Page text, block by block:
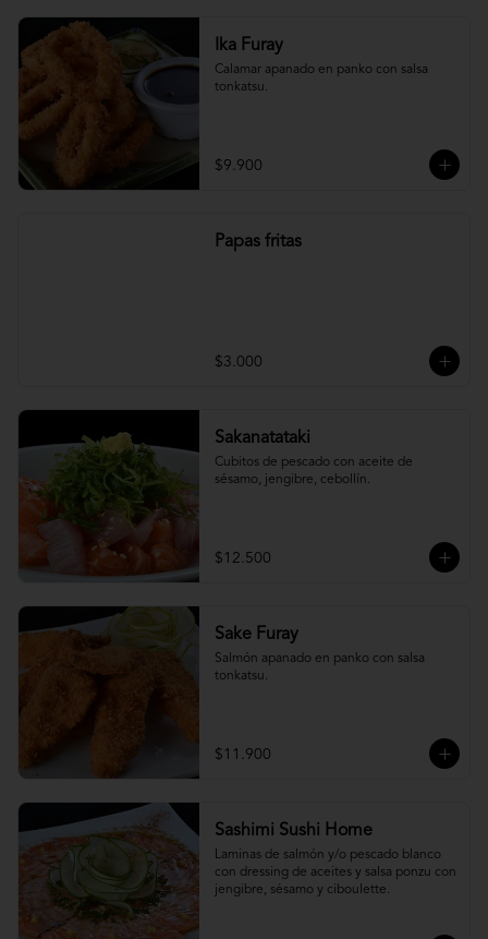
Ika Furay
Calamar apanado en panko con salsa
tonkatsu.
$9.900
Papas fritas
$3.000
Sakanatataki
Cubitos de pescado con aceite de
sésamo, jengibre, cebollín.
$12.500
Sake Furay
Salmón apanado en panko con salsa
tonkatsu.
$11.900
Sashimi Sushi Home
Laminas de salmón y/o pescado blanco
con dressing de aceites y salsa ponzu con
jengibre, sésamo y ciboulette.